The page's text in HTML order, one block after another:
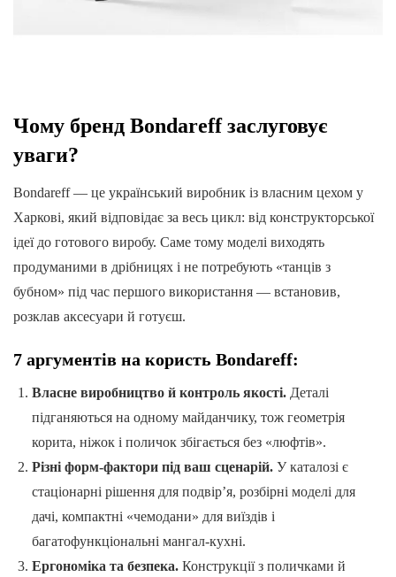
Чому бренд Bondareff заслуговує
уваги?
Bondareff — це український виробник із власним цехом у
Харкові, який відповідає за весь цикл: від конструкторської
ідеї до готового виробу. Саме тому моделі виходять
продуманими в дрібницях і не потребують «танців з
бубном» під час першого використання — встановив,
розклав аксесуари й готуєш.
7 аргументів на користь Bondareff:
Власне виробництво й контроль якості.Деталі
підганяються на одному майданчику, тож геометрія
корита, ніжок і поличок збігається без «люфтів».
Різні форм-фактори під ваш сценарій.У каталозі є
стаціонарні рішення для подвір’я, розбірні моделі для
дачі, компактні «чемодани» для виїздів і
багатофункціональні мангал-кухні.
Ергономіка та безпека.Конструкції з поличками й